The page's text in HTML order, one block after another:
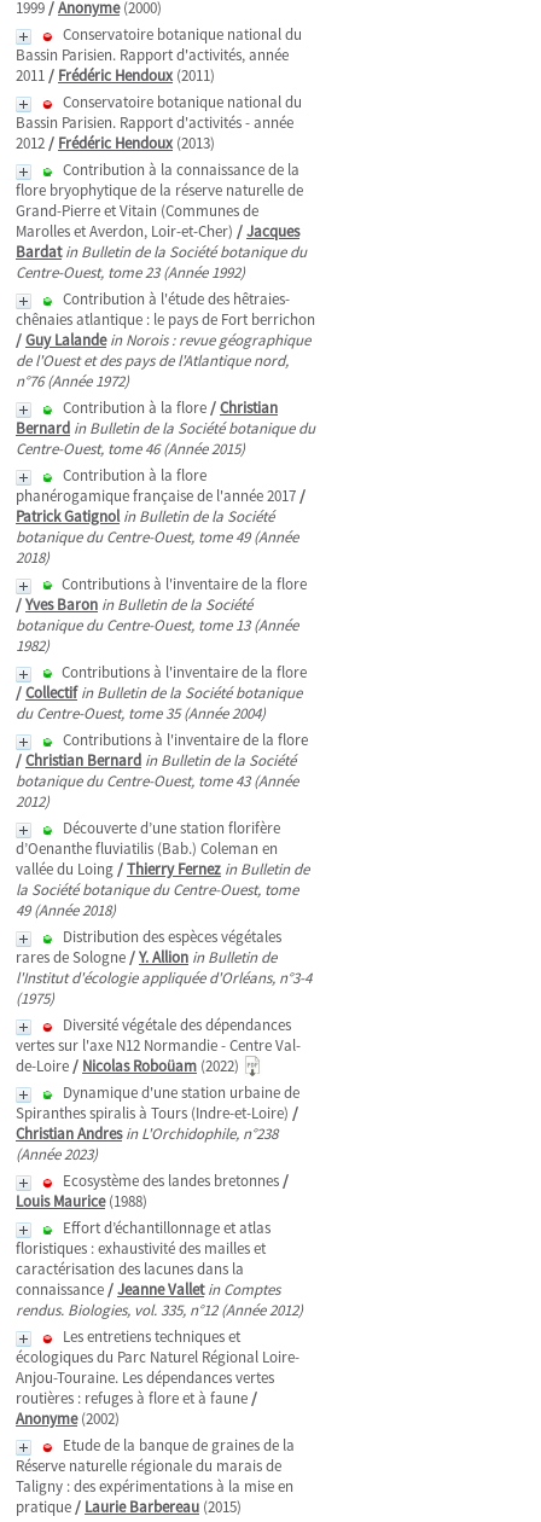
1999/Anonyme(2000)
Conservatoire botanique national du
Bassin Parisien. Rapport d'activités, année
2011/ Frédéric Hendoux (2011)
Conservatoire botanique national du
Bassin Parisien. Rapport d'activités - année
2012/ Frédéric Hendoux (2013)
Contribution à la connaissance de la
flore bryophytique de la réserve naturelle de
Grand-Pierre et Vitain (Communes de
Marolles et Averdon, Loir-et-Cher) /Jacques
Bardat in Bulletin de la Société botanique du
Centre-Ouest, tome 23 (Année 1992)
Contribution à l'étude des hêtraies-
chênaies atlantique : le pays de Fort berrichon
/Guy Lalande in Norois : revue géographique
de l'Ouest et des pays de l'Atlantique nord,
n°76 (Année 1972)
Contribution à la flore/Christian
Bernard in Bulletin de la Société botanique du
Centre-Ouest, tome 46 (Année 2015)
Contribution à la flore
phanérogamique française de l'année 2017/
Patrick Gatignol in Bulletin de la Société
botanique du Centre-Ouest, tome 49 (Année
2018)
Contributions à l'inventaire de la flore
/Yves Baron in Bulletin de la Société
botanique du Centre-Ouest, tome 13 (Année
1982)
Contributions à l'inventaire de la flore
/Collectif in Bulletin de la Société botanique
du Centre-Ouest, tome 35 (Année 2004)
Contributions à l'inventaire de la flore
/Christian Bernard in Bulletin de la Société
botanique du Centre-Ouest, tome 43 (Année
2012)
Découverte d’une station florifère
d’Oenanthe fluviatilis (Bab.) Coleman en
vallée du Loing/Thierry Fernez in Bulletin de
la Société botanique du Centre-Ouest, tome
49 (Année 2018)
Distribution des espèces végétales
rares de Sologne/Y. Allion in Bulletin de
l'Institut d'écologie appliquée d'Orléans, n°3-4
(1975)
Diversité végétale des dépendances
vertes sur l'axe N12 Normandie - Centre Val-
de-Loire/ Nicolas Roboüam (2022)
Dynamique d'une station urbaine de
Spiranthes spiralis à Tours (Indre-et-Loire) /
Christian Andres in L'Orchidophile, n°238
(Année 2023)
Ecosystème des landes bretonnes/
Louis Maurice(1988)
Effort d’échantillonnage et atlas
floristiques : exhaustivité des mailles et
caractérisation des lacunes dans la
connaissance/Jeanne Vallet in Comptes
rendus. Biologies, vol. 335, n°12 (Année 2012)
Les entretiens techniques et
écologiques du Parc Naturel Régional Loire-
Anjou-Touraine. Les dépendances vertes
routières : refuges à flore et à faune/
Anonyme(2002)
Etude de la banque de graines de la
Réserve naturelle régionale du marais de
Taligny : des expérimentations à la mise en
pratique/ Laurie Barbereau (2015)